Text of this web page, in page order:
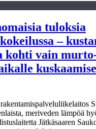
tuloksia
–
kohti vain
meriveden lämpöä
Jätkäsaaren